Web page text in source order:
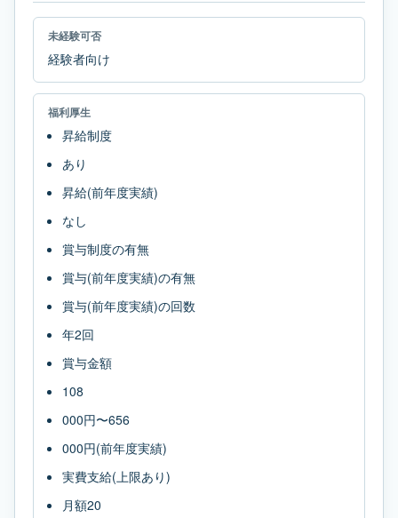
未経験可否
経験者向け
福利厚生
昇給制度
あり
昇給(前年度実績)
なし
賞与制度の有無
賞与(前年度実績)の有無
賞与(前年度実績)の回数
年2回
賞与金額
108
000円〜656
000円(前年度実績)
実費支給(上限あり)
月額20